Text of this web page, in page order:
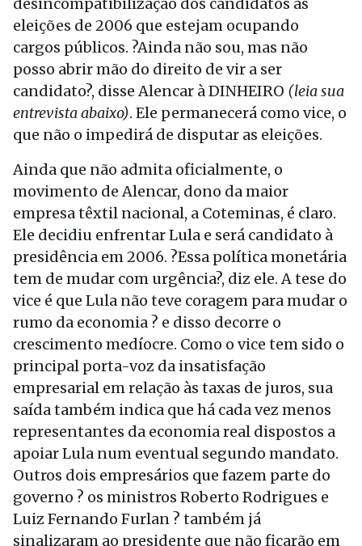
eleições de 2006 que estejam ocupando
cargos públicos. ?Ainda não sou, mas não
posso abrir mão do direito de vir a ser
candidato?, disse Alencar à DINHEIRO (leia sua
entrevista abaixo). Ele permanecerá como vice, o
que não o impedirá de disputar as eleições.
Ainda que não admita oficialmente, o
movimento de Alencar, dono da maior
empresa têxtil nacional, a Coteminas, é claro.
Ele decidiu enfrentar Lula e será candidato à
presidência em 2006. ?Essa política monetária
tem de mudar com urgência?, diz ele. A tese do
vice é que Lula não teve coragem para mudar o
rumo da economia ? e disso decorre o
crescimento medíocre. Como o vice tem sido o
principal porta-voz da insatisfação
empresarial em relação às taxas de juros, sua
saída também indica que há cada vez menos
representantes da economia real dispostos a
apoiar Lula num eventual segundo mandato.
Outros dois empresários que fazem parte do
governo ? os ministros Roberto Rodrigues e
Luiz Fernando Furlan ? também já
sinalizaram ao presidente que não ficarão em